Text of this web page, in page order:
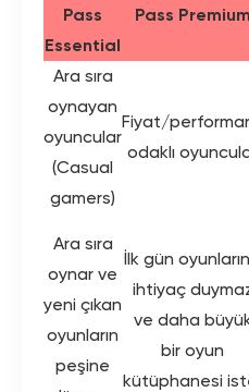
Pass
Essential
Pass Premium
Ara sıra
oynayan
oyuncular
(Casual
gamers)
Fiyat/
odaklı
Ara sıra
oynar ve
yeni çıkan
oyunların
peşine
İlk gün
ihtiyaç
ve daha
bir oyun
kütüphanesi